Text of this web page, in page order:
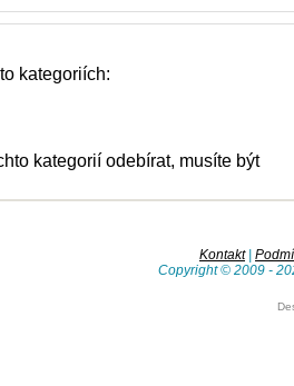
kategoriích:
kategorií odebírat, musíte být
Kontakt|
Copyright © 2009 -